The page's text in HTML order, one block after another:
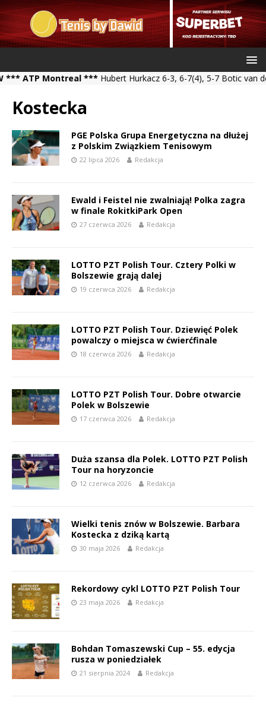
Montreal ***Hubert Hurkacz 6-3, 6-7(4), 5-7 Botic van de
Kostecka
PGE Polska Grupa Energetyczna na dłużej
z Polskim Związkiem Tenisowym
22 lipca 2026 Redakcja
Ewald i Feistel nie zwalniają! Polka zagra
w finale RokitkiPark Open
27 czerwca 2026 Redakcja
LOTTO PZT Polish Tour. Cztery Polki w
Bolszewie grają dalej
19 czerwca 2026 Redakcja
LOTTO PZT Polish Tour. Dziewięć Polek
powalczy o miejsca w ćwierćfinale
18 czerwca 2026 Redakcja
LOTTO PZT Polish Tour. Dobre otwarcie
Polek w Bolszewie
17 czerwca 2026 Redakcja
Duża szansa dla Polek. LOTTO PZT Polish
Tour na horyzoncie
12 czerwca 2026 Redakcja
Wielki tenis znów w Bolszewie. Barbara
Kostecka z dziką kartą
30 maja 2026 Redakcja
Rekordowy cykl LOTTO PZT Polish Tour
23 maja 2026 Redakcja
Bohdan Tomaszewski Cup – 55. edycja
rusza w poniedziałek
21 sierpnia 2024 Redakcja